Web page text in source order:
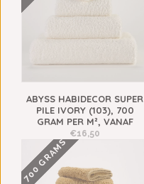
ABYSS HABIDECOR SUPER
PILE IVORY (103), 700
GRAM PER M², VANAF
€16,50
700 GRAMS